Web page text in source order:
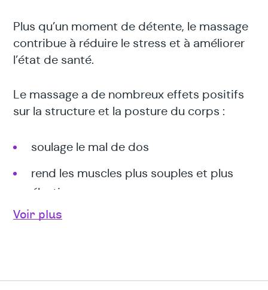
Plus qu’un moment de détente, le massage
contribue à réduire le stress et à améliorer
l’état de santé.
Le massage a de nombreux effets positifs
sur la structure et la posture du corps :
soulage le mal de dos
rend les muscles plus souples et plus
élastiques
aide au relâchement des tensions
La séance
Voir plus